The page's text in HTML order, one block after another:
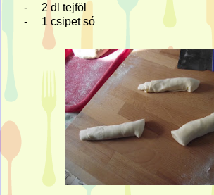
-
2 dl tejföl
-
1 csipet só